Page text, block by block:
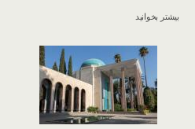
بیشتر بخوانید